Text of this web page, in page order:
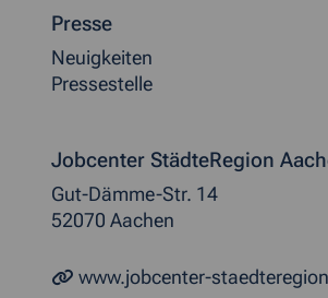
Presse
Neuigkeiten
Pressestelle
Jobcenter StädteRegion
Gut-Dämme-Str. 14
52070 Aachen
www.jobcenter-